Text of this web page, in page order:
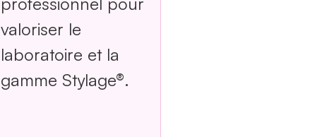
valoriser le
laboratoire et la
gamme Stylage®.